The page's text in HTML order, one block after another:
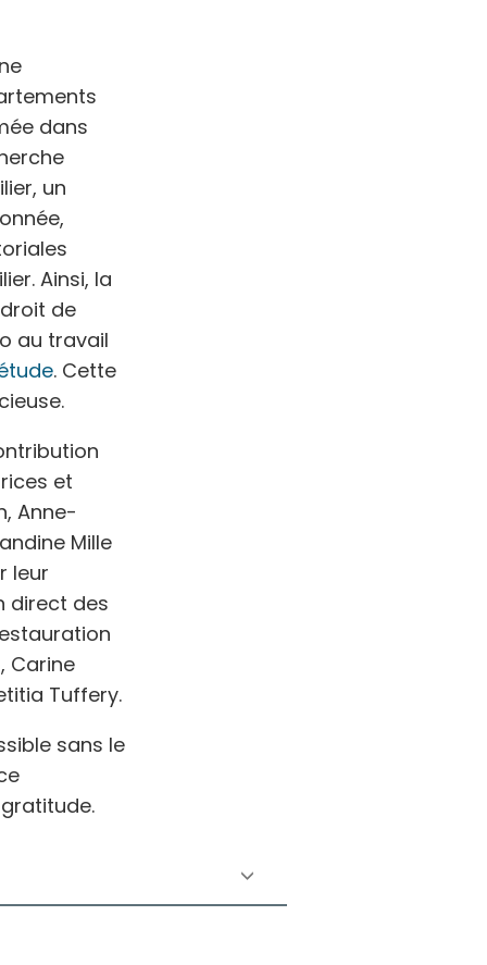
dans
un
Ainsi, la
de
au travail
. Cette
et
Anne-
Mille
leur
direct des
Carine
Tuffery.
sans le